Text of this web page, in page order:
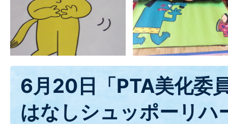
6月20日「PTA美化委
はなしシュッポーリハ